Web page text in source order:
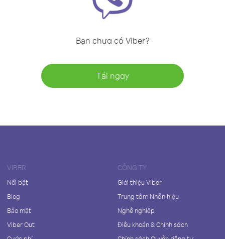
Bạn chưa có Viber?
Tải ngay
VIBER
Nổi bật
Blog
Bảo mật
Viber Out
CÔNG TY
Giới thiệu Viber
Trung tâm Nhãn hiệu
Nghề nghiệp
Điều khoản & Chính sách